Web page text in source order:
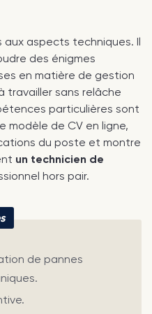
aux aspects techniques. Il
des énigmes
en matière de gestion
sans relâche
particulières sont
modèle de CV en ligne,
du poste et montre
un technicien de
hors pair.
de pannes